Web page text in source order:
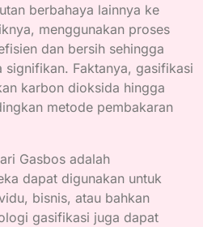
berbahaya lainnya ke
menggunakan proses
dan bersih sehingga
signifikan. Faktanya, gasifikasi
karbon dioksida hingga
metode pembakaran
Gasbos adalah
dapat digunakan untuk
bisnis, atau bahkan
gasifikasi juga dapat